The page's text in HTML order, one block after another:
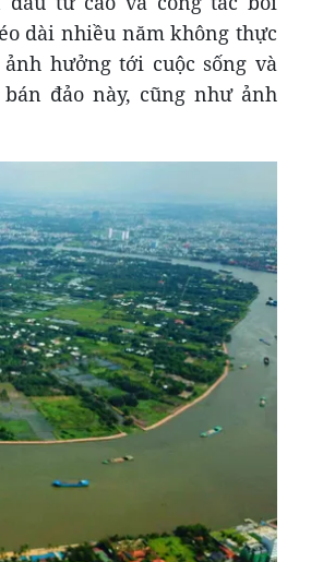
dài nhiều năm không thực
hưởng tới cuộc sống và
đảo này, cũng như ảnh